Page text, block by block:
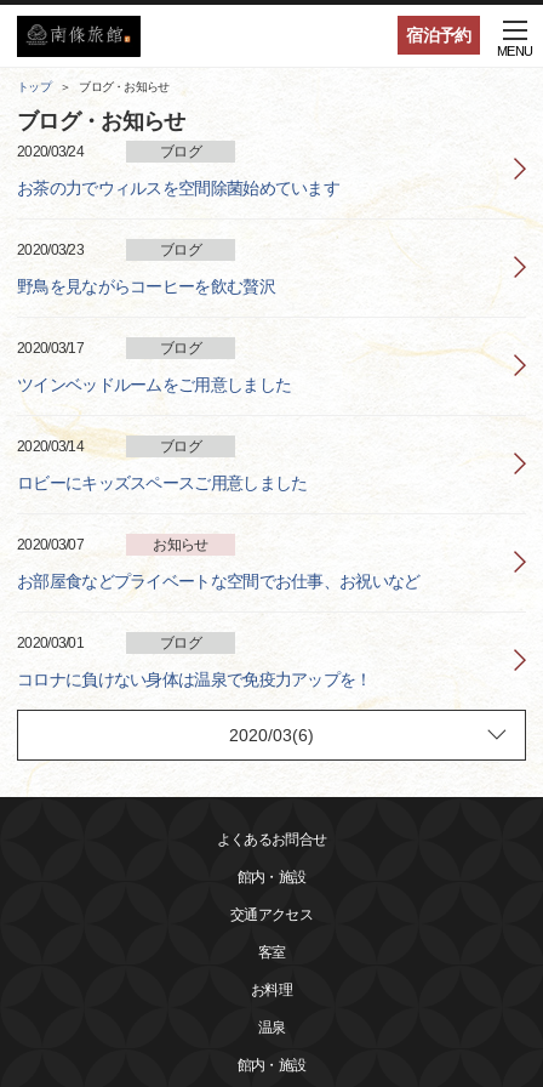
宿泊予約
MENU
トップ ブログ・お知らせ
ブログ・お知らせ
2020/03/24 ブログ
お茶の力でウィルスを空間除菌始めています
2020/03/23 ブログ
野鳥を見ながらコーヒーを飲む贅沢
2020/03/17 ブログ
ツインベッドルームをご用意しました
2020/03/14 ブログ
ロビーにキッズスペースご用意しました
2020/03/07 お知らせ
お部屋食などプライベートな空間でお仕事、お祝いなど
2020/03/01 ブログ
コロナに負けない身体は温泉で免疫力アップを！
よくあるお問合せ
館内・施設
交通アクセス
客室
お料理
温泉
館内・施設